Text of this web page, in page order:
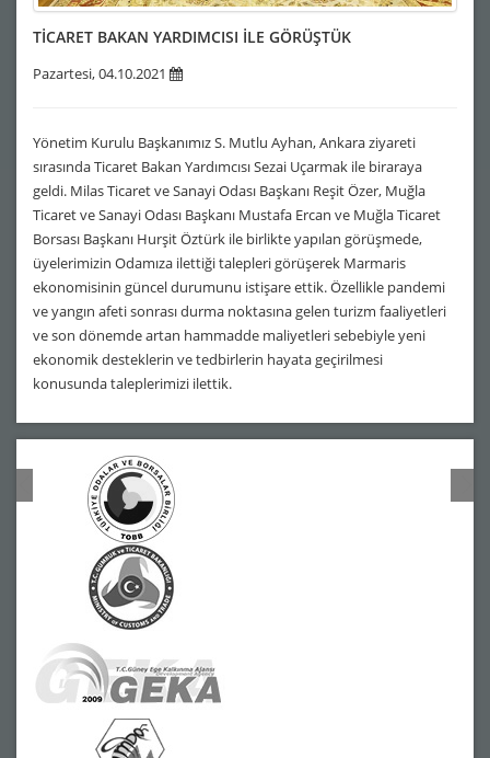
TİCARET BAKAN YARDIMCISI İLE GÖRÜŞTÜK
Pazartesi, 04.10.2021
Yönetim Kurulu Başkanımız S. Mutlu Ayhan, Ankara ziyareti
sırasında Ticaret Bakan Yardımcısı Sezai Uçarmak ile biraraya
geldi. Milas Ticaret ve Sanayi Odası Başkanı Reşit Özer, Muğla
Ticaret ve Sanayi Odası Başkanı Mustafa Ercan ve Muğla Ticaret
Borsası Başkanı Hurşit Öztürk ile birlikte yapılan görüşmede,
üyelerimizin Odamıza ilettiği talepleri görüşerek Marmaris
ekonomisinin güncel durumunu istişare ettik. Özellikle pandemi
ve yangın afeti sonrası durma noktasına gelen turizm faaliyetleri
ve son dönemde artan hammadde maliyetleri sebebiyle yeni
ekonomik desteklerin ve tedbirlerin hayata geçirilmesi
konusunda taleplerimizi ilettik.